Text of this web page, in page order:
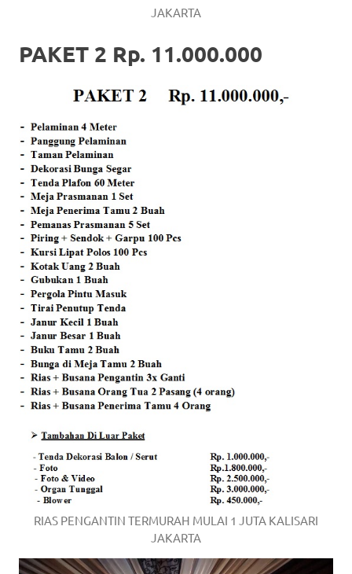
JAKARTA
PAKET 2 Rp. 11.000.000
RIAS PENGANTIN TERMURAH MULAI 1 JUTA KALISARI
JAKARTA